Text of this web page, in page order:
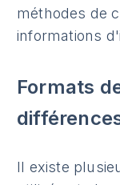
méthodes de
informations
Formats
Il existe